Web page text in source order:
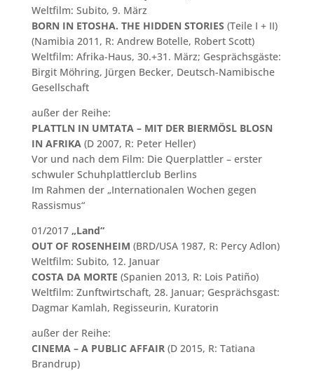
Weltfilm: Subito, 9. März
BORN IN ETOSHA. THE HIDDEN STORIES (Teile I + II)
(Namibia 2011, R: Andrew Botelle, Robert Scott)
Weltfilm: Afrika-Haus, 30.+31. März; Gesprächsgäste:
Birgit Möhring, Jürgen Becker, Deutsch-Namibische
Gesellschaft
außer der Reihe:
PLATTLN IN UMTATA – MIT DER BIERMÖSL BLOSN
IN AFRIKA(D 2007, R: Peter Heller)
Vor und nach dem Film: Die Querplattler – erster
schwuler Schuhplattlerclub Berlins
Im Rahmen der „Internationalen Wochen gegen
Rassismus“
01/2017 „Land“
OUT OF ROSENHEIM (BRD/USA 1987, R: Percy Adlon)
Weltfilm: Subito, 12. Januar
COSTA DA MORTE (Spanien 2013, R: Lois Patiño)
Weltfilm: Zunftwirtschaft, 28. Januar; Gesprächsgast:
Dagmar Kamlah, Regisseurin, Kuratorin
außer der Reihe:
CINEMA – A PUBLIC AFFAIR(D 2015, R: Tatiana
Brandrup)